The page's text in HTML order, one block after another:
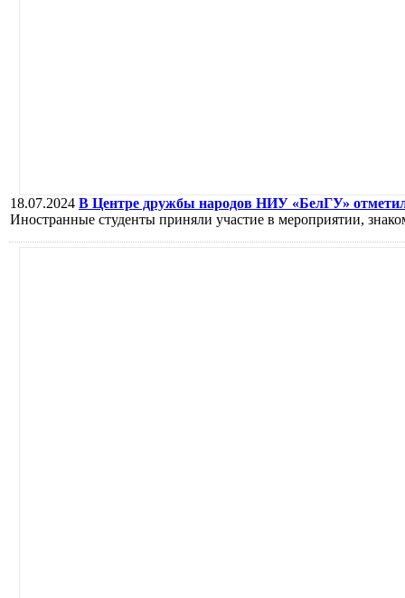
18.07.2024 В Центре дружбы народов НИУ «БелГУ»
Иностранные студенты приняли участие в мероприятии,